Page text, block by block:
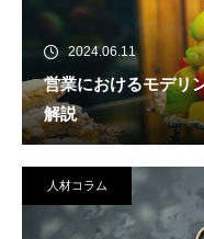
2024.06.11
営業におけるモデリ
解説
人材コラム